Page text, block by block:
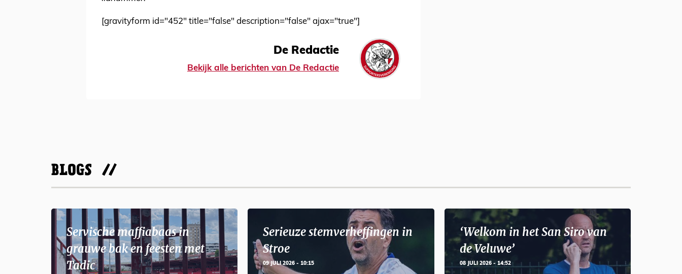
[gravityform id="452" title="false" description="false" ajax="true"]
De Redactie
Bekijk alle berichten van De Redactie
BLOGS
Servische maffiabaas in
grauwe bak en feesten met
Tadic
Serieuze stemverheffingen in
Stroe
09 JULI 2026 - 10:15
‘Welkom in het San Siro van
de Veluwe’
08 JULI 2026 - 14:52